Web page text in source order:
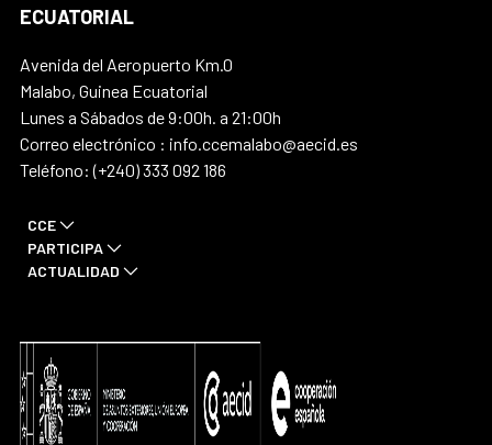
ECUATORIAL
Avenida del Aeropuerto Km.0
Malabo, Guinea Ecuatorial
Lunes a Sábados de 9:00h. a 21:00h
Correo electrónico : info.ccemalabo@aecid.es
Teléfono: (+240) 333 092 186
CCE
PARTICIPA
ACTUALIDAD